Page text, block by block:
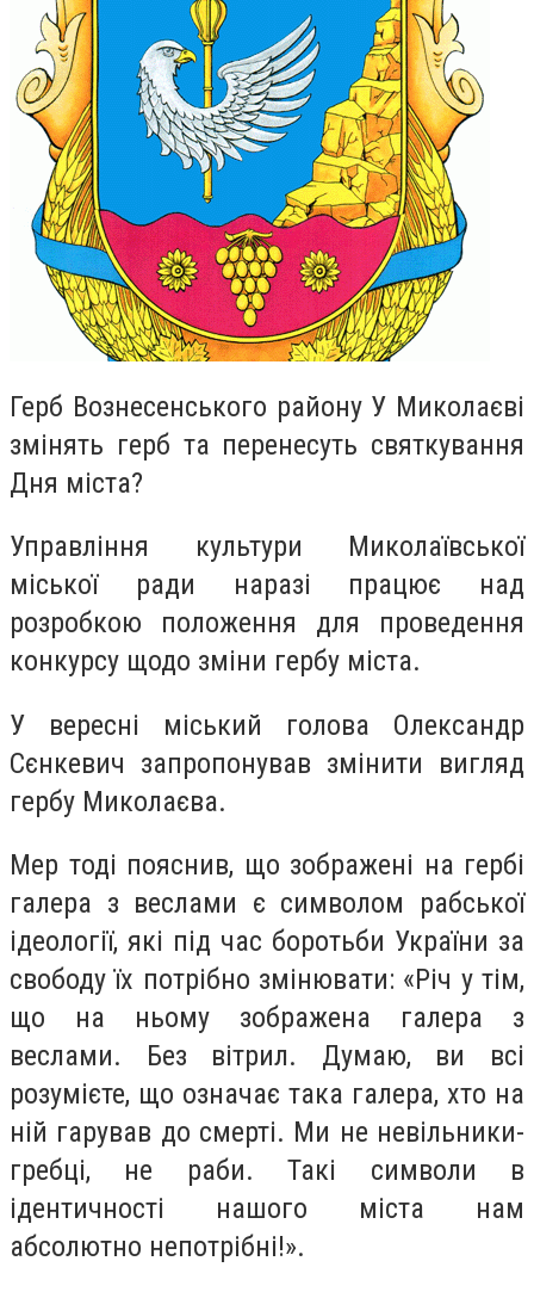
Герб Вознесенського району У Миколаєві
змінять герб та перенесуть святкування
Дня міста?
Управління культури Миколаївської
міської ради наразі працює над
розробкою положення для проведення
конкурсу щодо зміни гербу міста.
У вересні міський голова Олександр
Сєнкевич запропонував змінити вигляд
гербу Миколаєва.
Мер тоді пояснив, що зображені на гербі
галера з веслами є символом рабської
ідеології, які під час боротьби України за
свободу їх потрібно змінювати: «Річ у тім,
що на ньому зображена галера з
веслами. Без вітрил. Думаю, ви всі
розумієте, що означає така галера, хто на
ній гарував до смерті. Ми не невільники-
гребці, не раби. Такі символи в
ідентичності нашого міста нам
абсолютно непотрібні!».